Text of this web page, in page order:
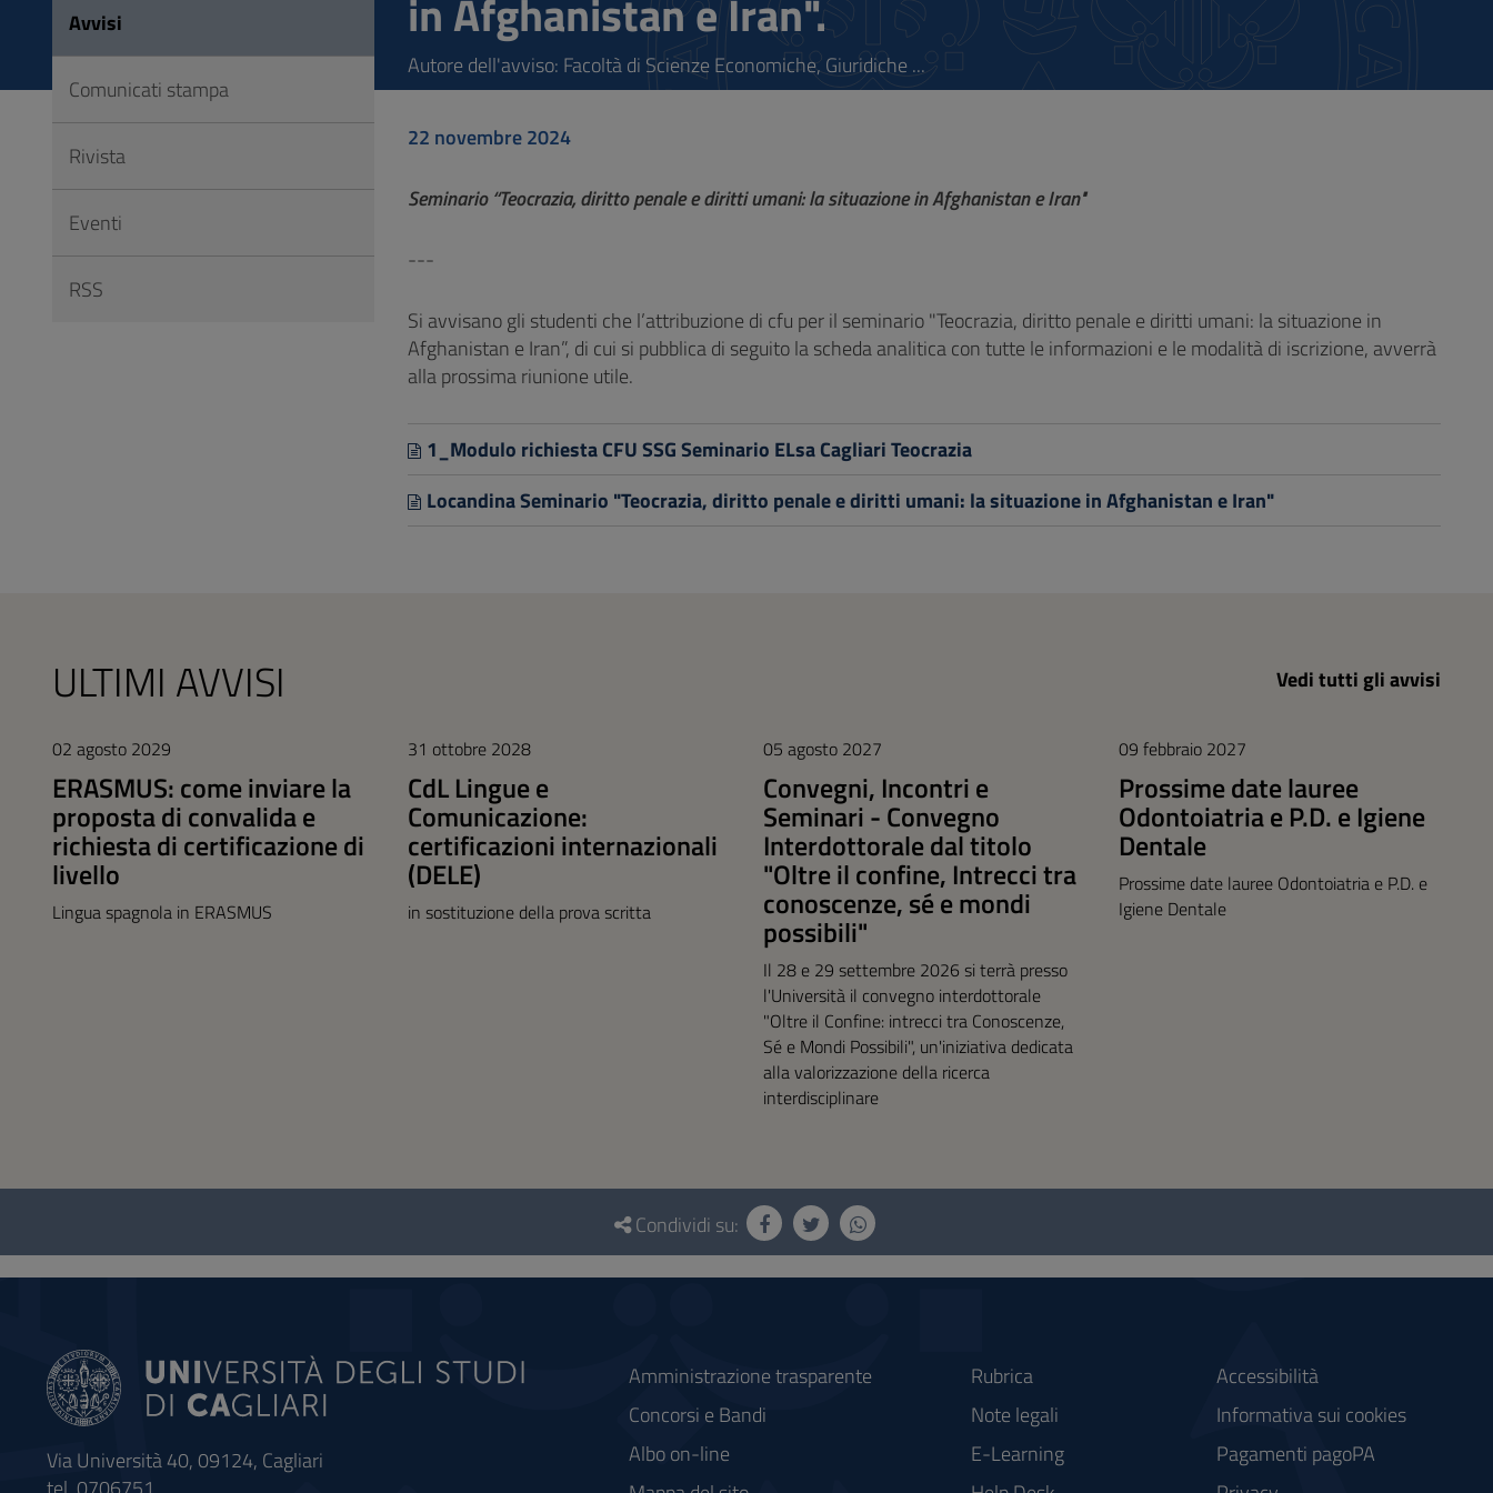
in Afghanistan e Iran".
Autore dell'avviso: Facoltà di Scienze Economiche, Giuridiche ...
22 novembre 2024
Seminario “Teocrazia, diritto penale e diritti umani: la situazione in Afghanistan e Iran"
---
Si avvisano gli studenti che l’attribuzione di cfu per il seminario "Teocrazia, diritto penale e diritti umani: la situazione in
Afghanistan e Iran”, di cui si pubblica di seguito la scheda analitica con tutte le informazioni e le modalità di iscrizione, avverrà
alla prossima riunione utile.
1_Modulo richiesta CFU SSG Seminario ELsa Cagliari Teocrazia
Locandina Seminario "Teocrazia, diritto penale e diritti umani: la situazione in Afghanistan e Iran"
Avvisi
Comunicati stampa
Rivista
Eventi
RSS
ULTIMI AVVISI Vedi tutti gli avvisi
02 agosto 2029
ERASMUS: come inviare la
proposta di convalida e
richiesta di certificazione di
livello
Lingua spagnola in ERASMUS
31 ottobre 2028
CdL Lingue e
Comunicazione:
certificazioni internazionali
(DELE)
in sostituzione della prova scritta
05 agosto 2027
Convegni, Incontri e
Seminari - Convegno
Interdottorale dal titolo
"Oltre il confine, Intrecci tra
conoscenze, sé e mondi
possibili"
Il 28 e 29 settembre 2026 si terrà presso
l'Università il convegno interdottorale
"Oltre il Confine: intrecci tra Conoscenze,
Sé e Mondi Possibili", un'iniziativa dedicata
alla valorizzazione della ricerca
interdisciplinare
09 febbraio 2027
Prossime date lauree
Odontoiatria e P.D. e Igiene
Dentale
Prossime date lauree Odontoiatria e P.D. e
Igiene Dentale
Questionario
social
Condividi su:
Via Università 40, 09124, Cagliari
Amministrazione trasparente
Concorsi e Bandi
Albo on-line
Rubrica
Note legali
E-Learning
Accessibilità
Informativa sui cookies
Pagamenti pagoPA